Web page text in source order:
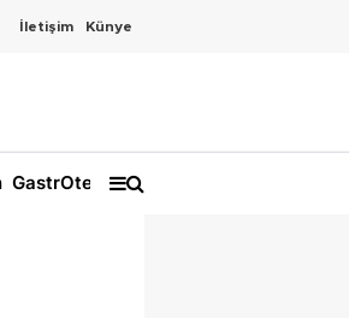
İletişim Künye
GastrOtel